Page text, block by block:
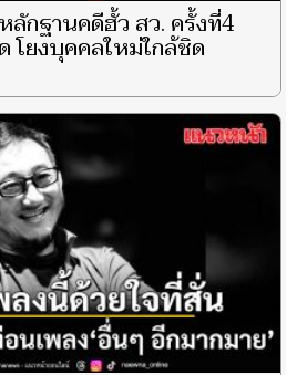
ลักฐานคดีฮั้ว สว. ครั้งที่4
โยงบุคคลใหม่ใกล้ชิด